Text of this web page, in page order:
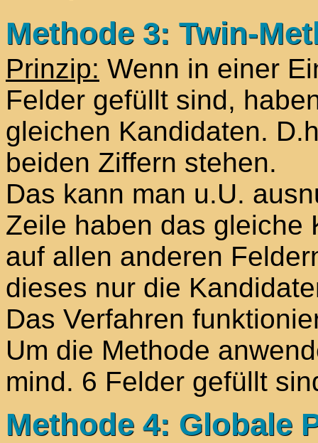
Methode 3: Twin-
Prinzip: Wenn in einer
Felder gefüllt sind,
gleichen Kandidaten.
beiden Ziffern stehen.
Das kann man u.U.
Zeile haben das gleiche
auf allen anderen
dieses nur die
Das Verfahren
Um die Methode
mind. 6 Felder gefüllt
Methode 4: Globale